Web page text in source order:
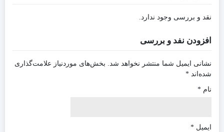
نقد و بررسی وجود ندارد.
افزودن نفد و بررسی
نشانی ایمیل شما منتشر نخواهد شد. بخش‌های موردنیاز علامت‌گذاری
شده‌اند *
نام *
ایمیل *